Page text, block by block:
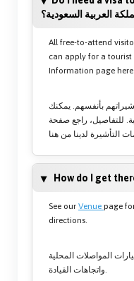
العربية السعودية؟
All free-to-attend
can apply for a tourist
Information page here.
بأنفسهم. يمكنك
للتفاصيل، راجع صفحة
See our Venue page
directions.
المواصلات المحلية
واتجاهات القيادة.